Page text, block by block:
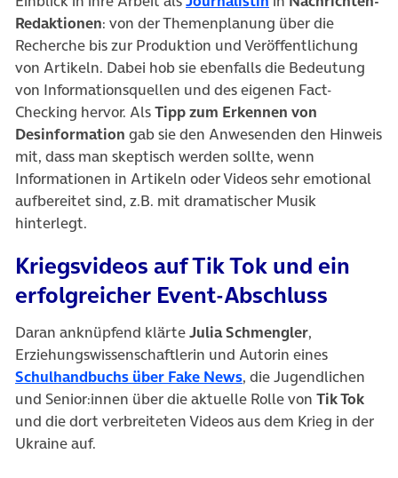
Redaktionen: von der Themenplanung über die
Recherche bis zur Produktion und Veröffentlichung
von Artikeln. Dabei hob sie ebenfalls die Bedeutung
von Informationsquellen und des eigenen Fact-
Checking hervor. AlsTippzum Erkennen von
Desinformation gab sie den Anwesenden den Hinweis
mit, dass man skeptisch werden sollte, wenn
Informationen in Artikeln oder Videos sehr emotional
aufbereitet sind, z.B. mit dramatischer Musik
hinterlegt.
Kriegsvideos auf Tik Tok und ein
erfolgreicher Event-Abschluss
Daran anknüpfend klärteJulia Schmengler,
Erziehungswissenschaftlerin und Autorin eines
Schulhandbuchs über Fake News(öffnet in neuem Tab)
, die Jugendlichen
und Senior:innen über die aktuelle Rolle von Tik Tok
und die dort verbreiteten Videos aus dem Krieg in der
Ukraine auf.